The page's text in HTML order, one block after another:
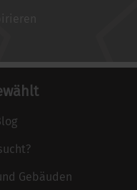
Gebäuden